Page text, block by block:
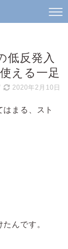
低反発入
える一足
2020年2月10日
まる、スト
んです。